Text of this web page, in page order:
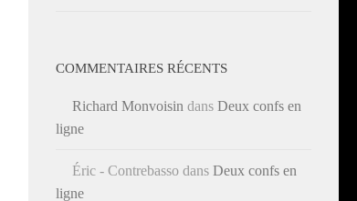
COMMENTAIRES RÉCENTS
Richard Monvoisin dans Deux confs en
ligne
Éric - Contrebasso dans Deux confs en
ligne